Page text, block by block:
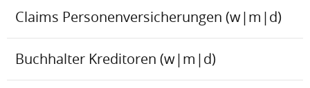
Claims Personenversicherungen (w|m|d)
Buchhalter Kreditoren (w|m|d)